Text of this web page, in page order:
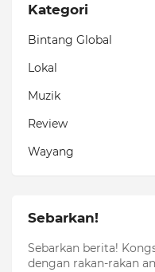
Kategori
Bintang Global
Lokal
Muzik
Review
Wayang
Sebarkan!
Sebarkan berita!
dengan rakan-rakan